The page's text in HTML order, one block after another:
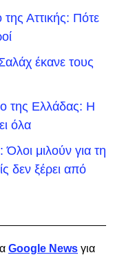
Αττικής: Πότε
έκανε τους
της Ελλάδας: Η
όλα
μιλούν για τη
δεν ξέρει από
Google News για